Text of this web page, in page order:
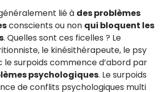
lié à des problèmes
conscients ou non qui bloquent les
. Quelles sont ces ficelles ? Le
le kinésithérapeute, le psy
le surpoids commence d’abord par
psychologiques. Le surpoids
de conflits psychologiques multi